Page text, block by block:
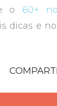
o 60+
dicas e